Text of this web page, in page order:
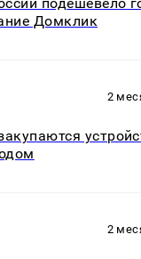
Домклик
2
2